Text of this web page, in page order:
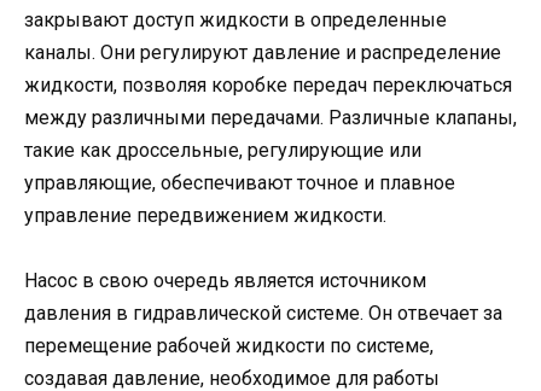
закрывают доступ жидкости в определенные
каналы. Они регулируют давление и распределение
жидкости, позволяя коробке передач переключаться
между различными передачами. Различные клапаны,
такие как дроссельные, регулирующие или
управляющие, обеспечивают точное и плавное
управление передвижением жидкости.
Насос в свою очередь является источником
давления в гидравлической системе. Он отвечает за
перемещение рабочей жидкости по системе,
создавая давление, необходимое для работы